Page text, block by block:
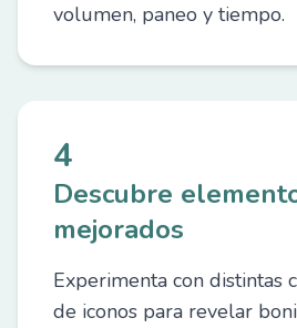
volumen, paneo y tiempo.
4
Descubre
mejorados
Experimenta con distintas
de iconos para revelar